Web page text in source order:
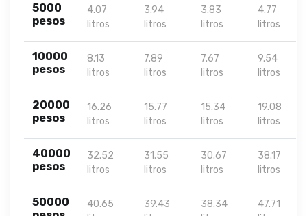
5000
pesos
4.07
litros
3.94
litros
3.83
litros
4.77
litros
10000
pesos
8.13
litros
7.89
litros
7.67
litros
9.54
litros
20000
pesos
16.26
litros
15.77
litros
15.34
litros
19.08
litros
40000
pesos
32.52
litros
31.55
litros
30.67
litros
38.17
litros
50000
40.65
39.43
38.34
47.71